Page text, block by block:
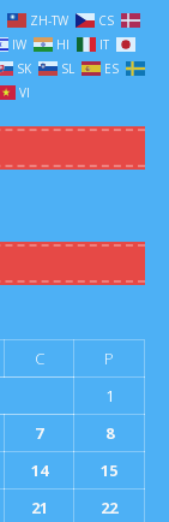
ZH-TW
CS
IW HI
IT
SK SL
ES
VI
C
P
1
7
8
14
15
21 22